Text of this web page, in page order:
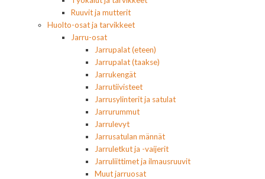
Ruuvit ja mutterit
Huolto-osat ja tarvikkeet
Jarru-osat
Jarrupalat (eteen)
Jarrupalat (taakse)
Jarrukengät
Jarrutiivisteet
Jarrusylinterit ja satulat
Jarrurummut
Jarrulevyt
Jarrusatulan männät
Jarruletkut ja -vaijerit
Jarruliittimet ja ilmausruuvit
Muut jarruosat